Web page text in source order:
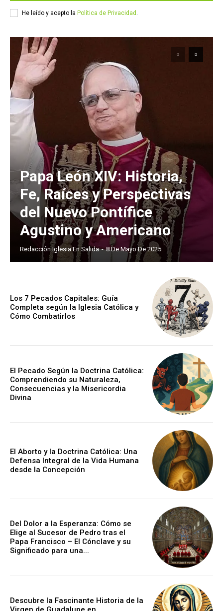
He leído y acepto la Política de Privacidad
Papa León XIV: Historia,
Fe, Raíces y Perspectivas
del Nuevo Pontífice
Agustino y Americano
Redacción Iglesia En Salida - 8 De Mayo De 2025
Los 7 Pecados Capitales: Guía
Completa según la Iglesia Católica y
Cómo Combatirlos
El Pecado Según la Doctrina Católica:
Comprendiendo su Naturaleza,
Consecuencias y la Misericordia
Divina
El Aborto y la Doctrina Católica: Una
Defensa Integral de la Vida Humana
desde la Concepción
Del Dolor a la Esperanza: Cómo se
Elige al Sucesor de Pedro tras el
Papa Francisco – El Cónclave y su
Significado para una...
Descubre la Fascinante Historia de la